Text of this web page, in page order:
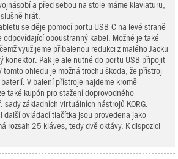
a před sebou na stole máme klaviaturu,
hrát.
se děje pomocí portu USB-C na levé straně
odpovídající oboustranný kabel. Možné je také
využijeme přibalenou redukci z malého Jacku
konektor. Pak je ale nutné do portu USB připojit
ohledu je možná trochu škoda, že přístroj
V balení přístroje najdeme kromě
také kupón pro stažení doprovodného
základních virtuálních nástrojů KORG.
další ovládací tlačítka jsou provedena jako
rozsah 25 kláves, tedy dvě oktávy. K dispozici